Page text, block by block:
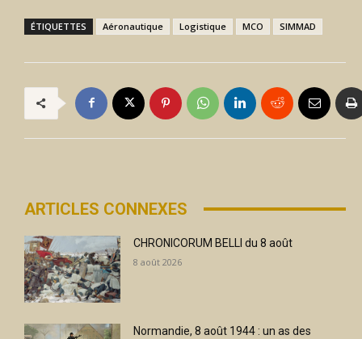
ÉTIQUETTES Aéronautique Logistique MCO SIMMAD
ARTICLES CONNEXES
CHRONICORUM BELLI du 8 août
8 août 2026
Normandie, 8 août 1944 : un as des